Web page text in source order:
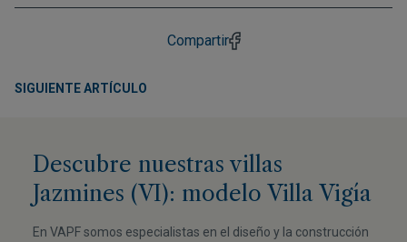
Compartir
SIGUIENTE ARTÍCULO
Descubre nuestras villas
Jazmines (VI): modelo Villa Vigía
En VAPF somos especialistas en el diseño y la construcción